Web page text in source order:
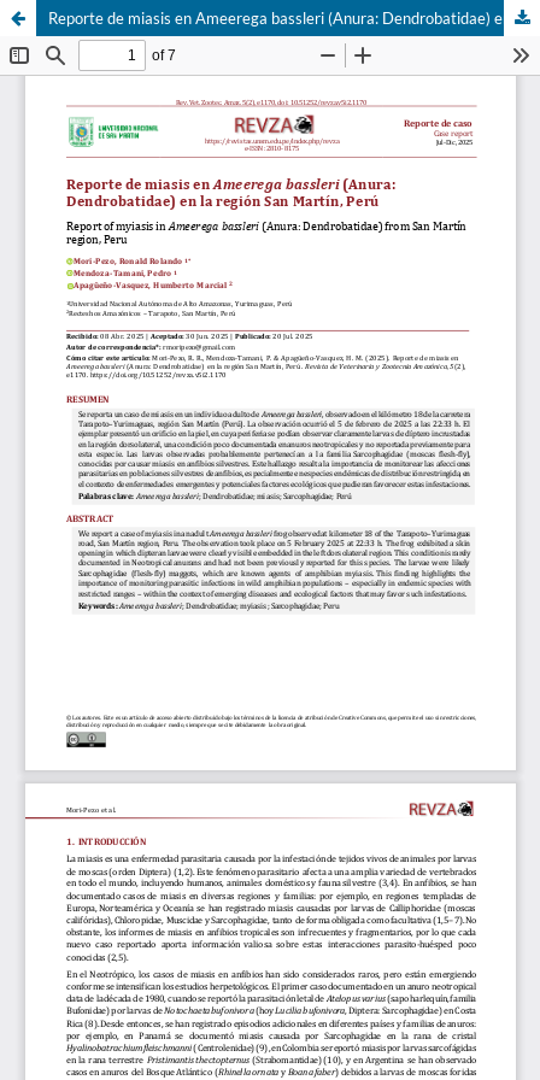
Reporte de miasis en Ameerega bassleri (Anura: Dendrobatidae) en la región San Martín, Perú